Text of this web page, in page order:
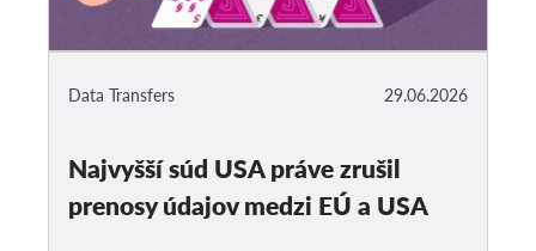
29.06.2026
Data Transfers
Najvyšší súd USA práve zrušil
prenosy údajov medzi EÚ a USA